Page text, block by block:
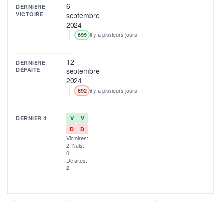
DERNIÈRE
VICTOIRE
6
septembre
2024
699 il y a plusieurs jours
DERNIÈRE
DÉFAITE
12
septembre
2024
692 il y a plusieurs jours
DERNIER 4 V
V
D
D
Victoires:
2; Nuls:
0;
Défaites:
2